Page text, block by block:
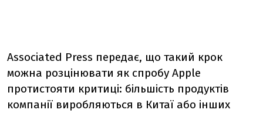
Associated Press передає, що такий крок
можна розцінювати як спробу Apple
протистояти критиці: більшість продуктів
компанії виробляються в Китаї або інших